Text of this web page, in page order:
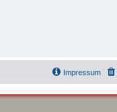
Impressum